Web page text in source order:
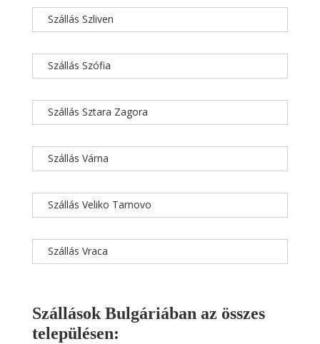
Szállás Szliven
Szállás Szófia
Szállás Sztara Zagora
Szállás Várna
Szállás Veliko Tarnovo
Szállás Vraca
Szállások Bulgáriában az összes
településen: